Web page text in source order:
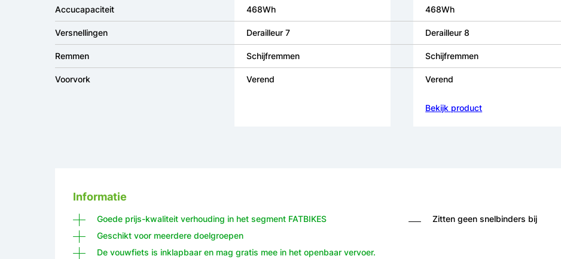
Accucapaciteit 468Wh
Versnellingen Derailleur 7
Remmen Schijfremmen
Voorvork Verend
468Wh
Derailleur 8
Schijfremmen
Verend
Bekijk product
Informatie
Goede prijs-kwaliteit verhouding in het segment FATBIKES
Geschikt voor meerdere doelgroepen
De vouwfiets is inklapbaar en mag gratis mee in het openbaar vervoer.
Zitten geen snelbinders bij